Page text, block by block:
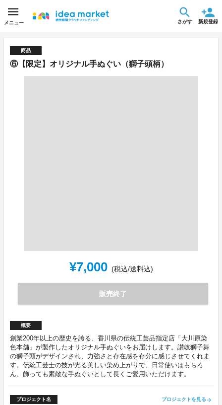
メニュー さがす 新規登録
商品
⑥【限定】オリジナル手ぬぐい（獅子頭柄）
¥7,000 (税込/送料込)
販売終了
概要
創業200年以上の歴史を誇る、香川県の伝統工芸品指定店「大川原染
色本舗」が製作したオリジナル手ぬぐいをお届けします。讃岐獅子舞
の獅子頭がデザインされ、力強さと存在感を存分に感じさせてくれま
す。伝統工芸士の技が光る美しい染め上がりで、日常使いはもちろ
ん、飾っても素敵な手ぬぐいとして長くご愛用いただけます。
プロジェクト名 プロジェクトを見る arrow_forward